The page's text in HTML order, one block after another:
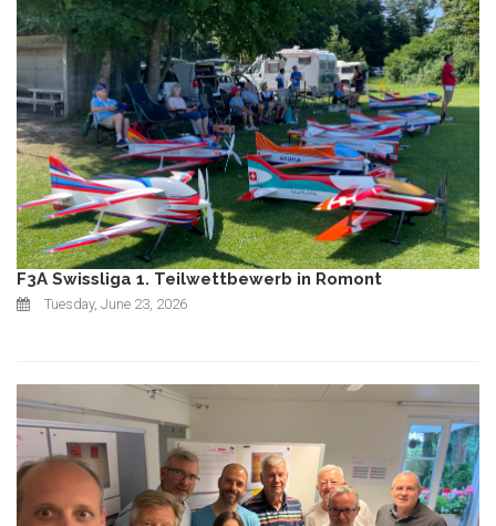
F3A Swissliga 1. Teilwettbewerb in Romont
Tuesday, June 23, 2026